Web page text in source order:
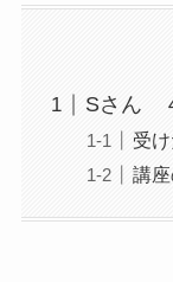
Sさん
受
講